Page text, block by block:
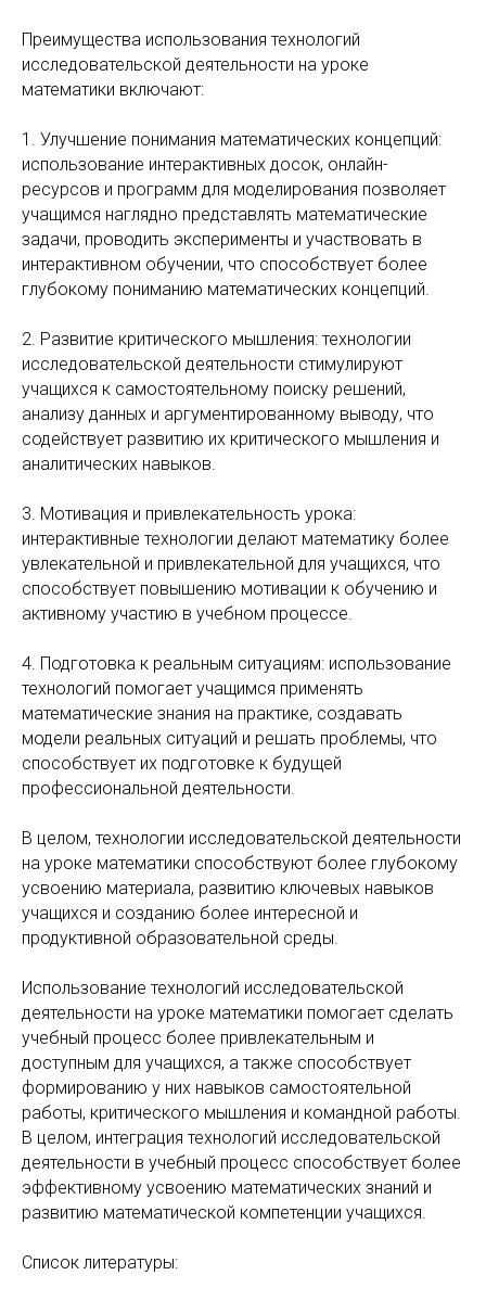
Преимущества использования технологий
исследовательской деятельности на уроке
математики включают:
1. Улучшение понимания математических концепций:
использование интерактивных досок, онлайн-
ресурсов и программ для моделирования позволяет
учащимся наглядно представлять математические
задачи, проводить эксперименты и участвовать в
интерактивном обучении, что способствует более
глубокому пониманию математических концепций.
2. Развитие критического мышления: технологии
исследовательской деятельности стимулируют
учащихся к самостоятельному поиску решений,
анализу данных и аргументированному выводу, что
содействует развитию их критического мышления и
аналитических навыков.
3. Мотивация и привлекательность урока:
интерактивные технологии делают математику более
увлекательной и привлекательной для учащихся, что
способствует повышению мотивации к обучению и
активному участию в учебном процессе.
4. Подготовка к реальным ситуациям: использование
технологий помогает учащимся применять
математические знания на практике, создавать
модели реальных ситуаций и решать проблемы, что
способствует их подготовке к будущей
профессиональной деятельности.
В целом, технологии исследовательской деятельности
на уроке математики способствуют более глубокому
усвоению материала, развитию ключевых навыков
учащихся и созданию более интересной и
продуктивной образовательной среды.
Использование технологий исследовательской
деятельности на уроке математики помогает сделать
учебный процесс более привлекательным и
доступным для учащихся, а также способствует
формированию у них навыков самостоятельной
работы, критического мышления и командной работы.
В целом, интеграция технологий исследовательской
деятельности в учебный процесс способствует более
эффективному усвоению математических знаний и
развитию математической компетенции учащихся.
Список литературы: